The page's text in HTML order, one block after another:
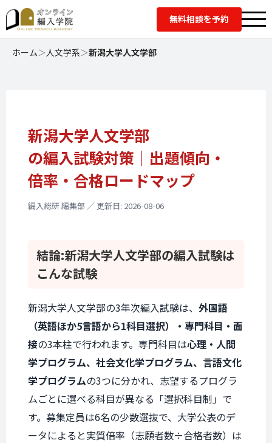
無料相談を予約
ホーム＞ 人文学系＞新潟大学人文学部
新潟大学人文学部
の編入試験対策｜ 出題傾向・
倍率・ 合格ロードマップ
編入総研 編集部 ／ 更新日: 2026-08-06
結論:新潟大学人文学部の編入試験は
こんな試験
新潟大学人文学部の3年次編入試験は、 外国語
（英語ほか5言語から1科目選択）・専門科目・面
接の3本柱で行われます。専門科目は心理・人間
学プログラム、社会文化学プログラム、言語文化
学プログラムの3つに分かれ、志望するプログラ
ムごとに選べる科目が異なる「選択科目制」で
す。募集定員は6名の少数選抜で、大学公表のデ
ータによると実質倍率（志願者数÷合格者数）は